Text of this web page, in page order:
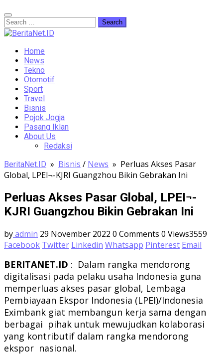
Home
News
Tekno
Otomotif
Sport
Travel
Bisnis
Pojok Jogja
Pasang Iklan
About Us
Redaksi
BeritaNet.ID » Bisnis / News » Perluas Akses Pasar
Global, LPEI¬-KJRI Guangzhou Bikin Gebrakan Ini
Perluas Akses Pasar Global, LPEI¬-
KJRI Guangzhou Bikin Gebrakan Ini
byadmin 29 November 2022 0 Comments 0 Views3559
Facebook Twitter Linkedin Whatsapp Pinterest Email
BERITANET.ID : Dalam rangka mendorong
digitalisasi pada pelaku usaha Indonesia guna
memperluas akses pasar global, Lembaga
Pembiayaan Ekspor Indonesia (LPEI)/Indonesia
Eximbank giat membangun kerja sama dengan
berbagai pihak untuk mewujudkan kolaborasi
yang kontributif dalam rangka mendorong
ekspor nasional.